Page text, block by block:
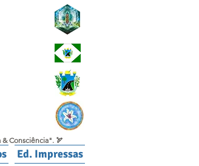
Consciência". 🏹
Ed. Impressas